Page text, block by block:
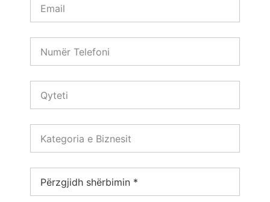
Agjencia SEO Itali: Zgjedhja e Ekspertëve
të Dukshmërisë Online
Në vitin 2025 të kesh një faqe interneti nuk është e